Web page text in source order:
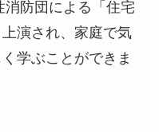
消防団による「住宅
演され、家庭で気
学ぶことができま